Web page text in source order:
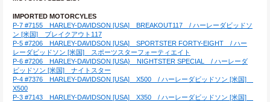
IMPORTED MOTORCYLES
P-7 #7155　HARLEY-DAVIDSON [USA]　BREAKOUT117　/ ハーレーダビッドソ
ン [米国]　ブレイクアウト117
P-5 #7206　HARLEY-DAVIDSON [USA]　SPORTSTER FORTY-EIGHT　/ ハー
レーダビッドソン [米国]　スポーツスターフォーティエイト
P-6 #7206　HARLEY-DAVIDSON [USA}　NIGHTSTER SPECIAL　/ ハーレーダ
ビッドソン [米国]　ナイトスター
P-4 #7376　HARLEY-DAVIDSON [USA]　X500　/ ハーレーダビッドソン [米国]
X500
P-3 #7143　HARLEY-DAVIDSON [USA]　X350　/ ハーレーダビッドソン [米国]